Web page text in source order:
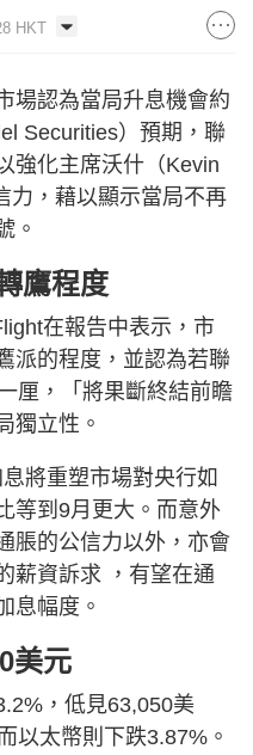
HKT
場認為當局升息機會約
Securities）預期，聯
強化主席沃什（Kevin
力，藉以顯示當局不再
。
鷹程度
在報告中表示，市
派的程度，並認為若聯
厘，「將果斷終結前瞻
獨立性。
將重塑市場對央行如
等到9月更大。而意外
脹的公信力以外，亦會
薪資訴求 ，有望在通
息幅度。
美元
，低見63,050美
以太幣則下跌3.87%。